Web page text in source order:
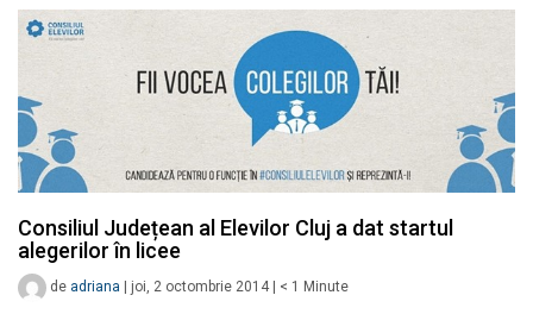
Consiliul Județean al Elevilor Cluj a dat startul
alegerilor în licee
de adriana joi, 2 octombrie 2014 < 1 Minute